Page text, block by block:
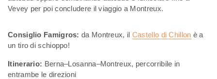
Vevey per poi concludere il viaggio a Montreux.
Consiglio Famigros: da Montreux, il Castello di Chillon è a
un tiro di schioppo!
Itinerario: Berna–Losanna–Montreux, percorribile in
entrambe le direzioni